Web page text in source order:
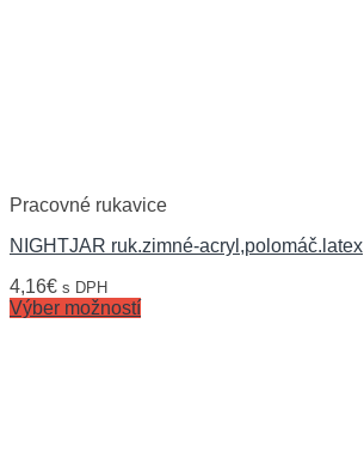
Pracovné rukavice
NIGHTJAR ruk.zimné-acryl,polomáč.latex
4,16€ s DPH
Výber možností